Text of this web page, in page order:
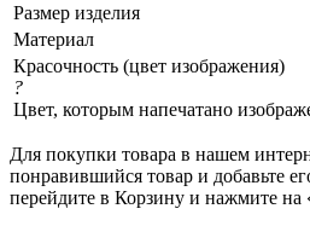
Размер изделия
Материал
Красочность (цвет изображения)
?
Цвет, которым напечатано
Для покупки товара в нашем
понравившийся товар и добавьте
перейдите в Корзину и нажмите на